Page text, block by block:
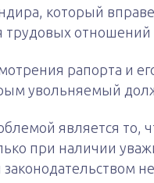
который
трудовых
рапорта и
увольняемый
является то,
при наличии